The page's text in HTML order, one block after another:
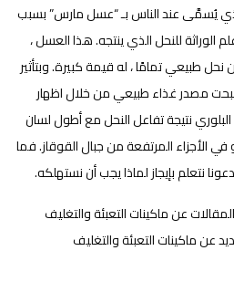
يُسمَّى عند الناس بـ “عسل مارس” بسبب
للنحل الذي ينتجه. هذا العسل ،
طبيعي تمامًا ، له قيمة كبيرة. وبتأثير
مصدر غذاء طبيعي من خلال اظهار
نتيجة تفاعل النحل مع أطول لسان
في الأجزاء المرتفعة من جبال القوقاز. فما
نتعلم بإيجاز لماذا يجب أن نستهلكه.
عن ماكينات التعبئة والتغليف
ماكينات التعبئة والتغليف